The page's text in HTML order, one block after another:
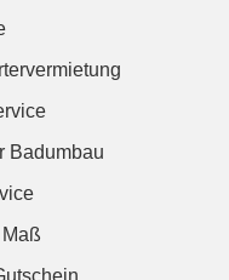
Badumbau